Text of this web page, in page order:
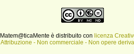
Matem@ticaMente è distribuito con licenza
Attribuzione - Non commerciale - Non opere